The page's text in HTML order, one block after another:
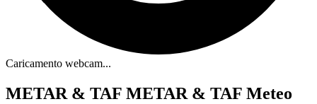
Caricamento webcam...
METAR & TAF METAR & TAF Meteo